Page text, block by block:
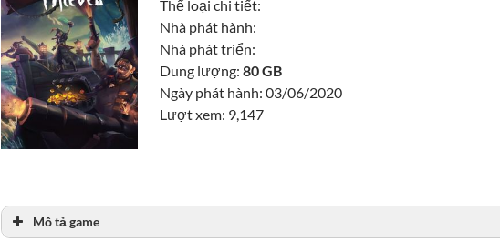
Thể loại chi tiết:
Nhà phát hành:
Nhà phát triển:
Dung lượng:80 GB
Ngày phát hành: 03/06/2020
Lượt xem: 9,147
Mô tả game